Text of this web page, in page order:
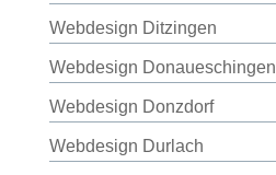
Webdesign Ditzingen
Webdesign Donaueschingen
Webdesign Donzdorf
Webdesign Durlach